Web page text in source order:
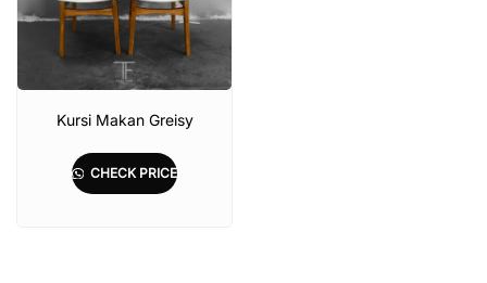
Kursi Makan Greisy
CHECK PRICE